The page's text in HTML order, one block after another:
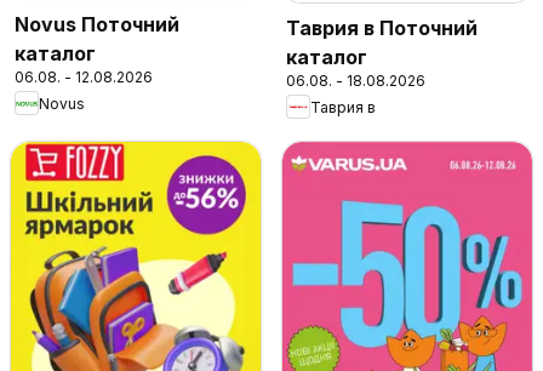
Novus Поточний
каталог
06.08. - 12.08.2026
Novus
Таврия в Поточний
каталог
06.08. - 18.08.2026
Таврия в